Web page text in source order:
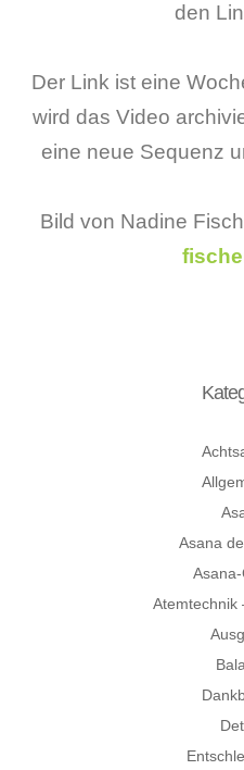
den
Der Link ist eine
wird das Video
eine neue Sequenz
Bild von Nadine
Asana
Atemtechnik